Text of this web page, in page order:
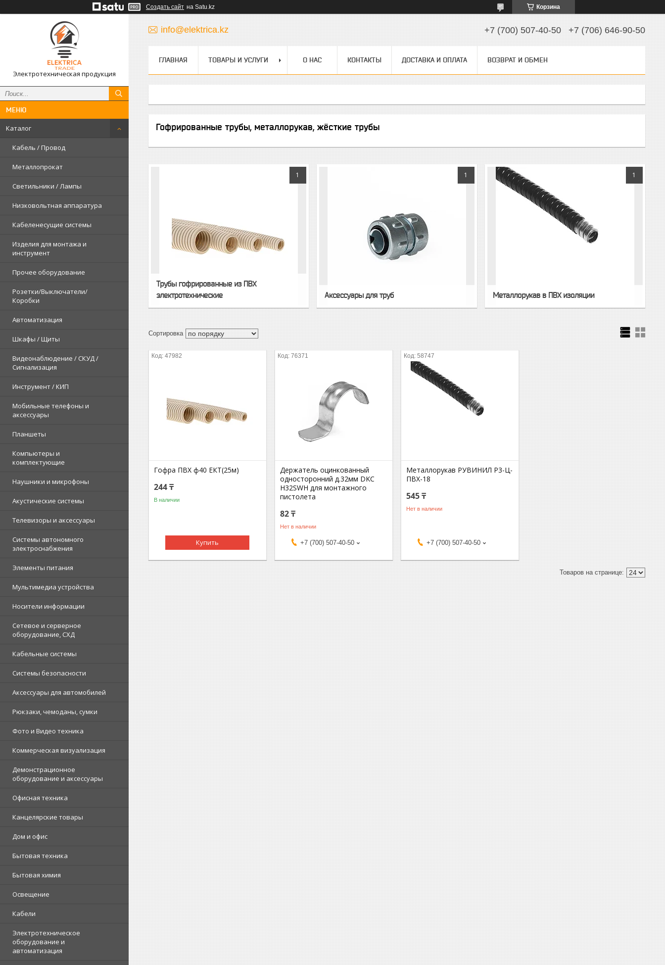
Создать сайт на Satu.kz Корзина
Электротехническая продукция
Каталог
Кабель / Провод
Металлопрокат
Светильники / Лампы
Низковольтная аппаратура
Кабеленесущие системы
Изделия для монтажа и
инструмент
Прочее оборудование
Розетки/Выключатели/
Коробки
Автоматизация
Шкафы / Щиты
Видеонаблюдение / СКУД /
Сигнализация
Инструмент / КИП
Мобильные телефоны и
аксессуары
Планшеты
Компьютеры и
комплектующие
Наушники и микрофоны
Акустические системы
Телевизоры и аксессуары
Системы автономного
электроснабжения
Элементы питания
Мультимедиа устройства
Носители информации
Сетевое и серверное
оборудование, СХД
Кабельные системы
Системы безопасности
Аксессуары для автомобилей
Рюкзаки, чемоданы, сумки
Фото и Видео техника
Коммерческая визуализация
Демонстрационное
оборудование и аксессуары
Офисная техника
Канцелярские товары
Дом и офис
Бытовая техника
Бытовая химия
Освещение
Кабели
Электротехническое
оборудование и
автоматизация
info@elektrica.kz +7 (700) 507-40-50 +7 (706) 646-90-50
ГЛАВНАЯ ТОВАРЫ И УСЛУГИ О НАС КОНТАКТЫ ДОСТАВКА И ОПЛАТА ВОЗВРАТ И ОБМЕН
Гофрированные трубы, металлорукав, жёсткие трубы
1
Трубы гофрированные из ПВХ
электротехнические
1
Аксессуары для труб
1
Металлорукав в ПВХ изоляции
47982
Гофра ПВХ ф40 ЕКТ(25м)
244 ₸
В наличии
Купить
76371
Держатель оцинкованный
односторонний д.32мм DKC
H32SWH для монтажного
пистолета
82 ₸
Нет в наличии
+7 (700) 507-40-50
58747
Металлорукав РУВИНИЛ Р3-Ц-
ПВХ-18
545 ₸
Нет в наличии
+7 (700) 507-40-50